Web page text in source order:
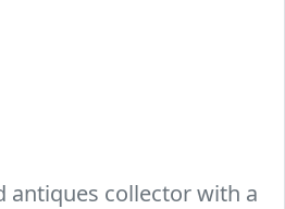
antiques collector with a